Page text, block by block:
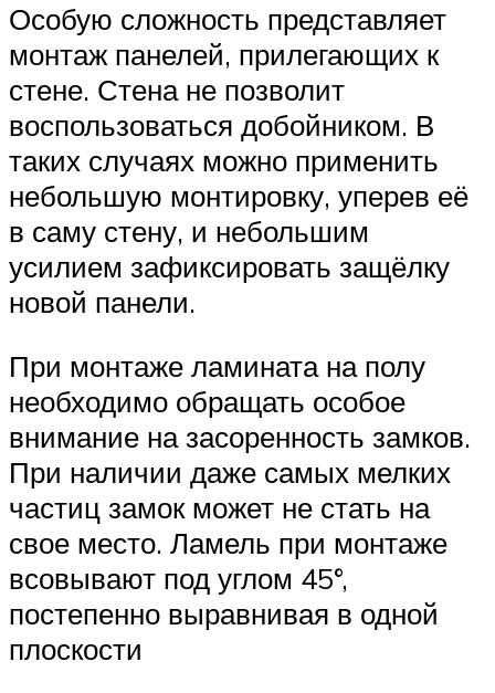
Особую сложность представляет
монтаж панелей, прилегающих к
стене. Стена не позволит
воспользоваться добойником. В
таких случаях можно применить
небольшую монтировку, уперев её
в саму стену, и небольшим
усилием зафиксировать защёлку
новой панели.
При монтаже ламината на полу
необходимо обращать особое
внимание на засоренность замков.
При наличии даже самых мелких
частиц замок может не стать на
свое место. Ламель при монтаже
всовывают под углом 45°,
постепенно выравнивая в одной
плоскости